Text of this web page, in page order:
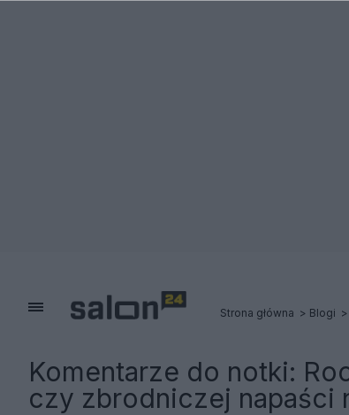
Strona główna Blogi
Komentarze do notki:
czy zbrodniczej napaści